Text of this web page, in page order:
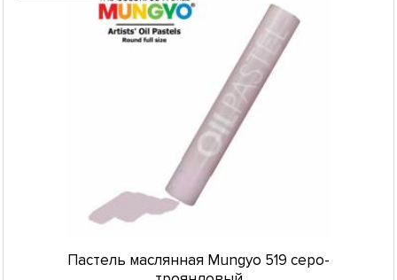
Пастель маслянная Mungyo 519 серо-